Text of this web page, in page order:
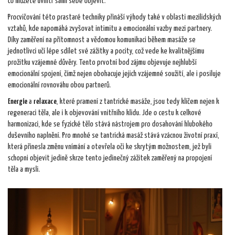
Procvičování této prastaré techniky přináší výhody také v oblasti mezilidských
vztahů, kde napomáhá zvyšovat intimitu a emocionální vazby mezi partnery.
Díky zaměření na přítomnost a vědomou komunikaci během masáže se
jednotlivci učí lépe sdílet své zážitky a pocity, což vede ke kvalitnějšímu
prožitku vzájemné důvěry. Tento prvotní bod zájmu objevuje nejhlubší
emocionální spojení, čímž nejen obohacuje jejich vzájemné soužití, ale i posiluje
emocionální rovnováhu obou partnerů.
Energie a relaxace, které pramení z tantrické masáže, jsou tedy klíčem nejen k
regeneraci těla, ale i k objevování vnitřního klidu. Jde o cestu k celkové
harmonizaci, kde se fyzické tělo stává nástrojem pro dosahování hlubokého
duševního naplnění. Pro mnohé se tantrická masáž stává vzácnou životní praxí,
která přinesla změnu vnímání a otevřela oči ke skrytým možnostem, jež byli
schopni objevit jedině skrze tento jedinečný zážitek zaměřený na propojení
těla a mysli.